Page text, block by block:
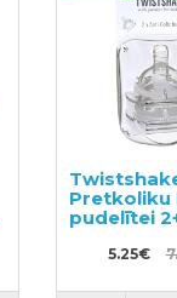
Pretkoliku
pudelītei
5.25€